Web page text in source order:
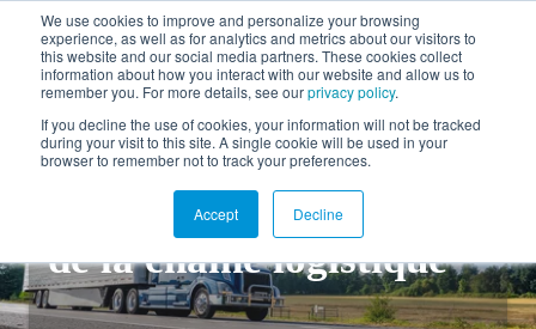
We use cookies to improve and personalize your browsing
experience, as well as for analytics and metrics about our visitors to
this website and our social media partners. These cookies collect
information about how you interact with our website and allow us to
remember you. For more details, see ourprivacy policy.
If you decline the use of cookies, your information will not be tracked
during your visit to this site. A single cookie will be used in your
browser to remember not to track your preferences.
Accept Decline
EN
Retour au blogue
Gérer les interruptions
de la chaîne logistique